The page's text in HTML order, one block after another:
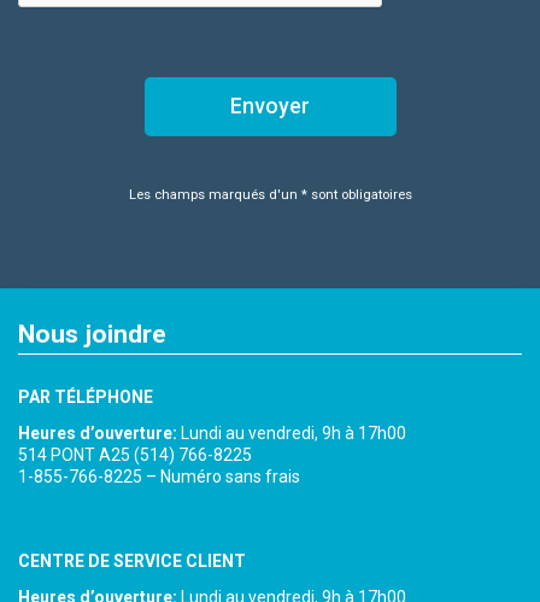
Les champs marqués d'un * sont obligatoires
Nous joindre
PAR TÉLÉPHONE
Heures d’ouverture: Lundi au vendredi, 9h à 17h00
514 PONT A25 (514) 766-8225
1-855-766-8225 – Numéro sans frais
CENTRE DE SERVICE CLIENT
Heures d’ouverture: Lundi au vendredi, 9h à 17h00